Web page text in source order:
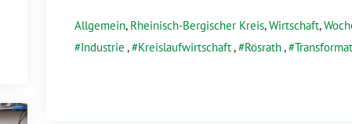
Allgemein, Rheinisch-Bergischer Kreis,Wirtschaft,
Industrie , Kreislaufwirtschaft, Rösrath,